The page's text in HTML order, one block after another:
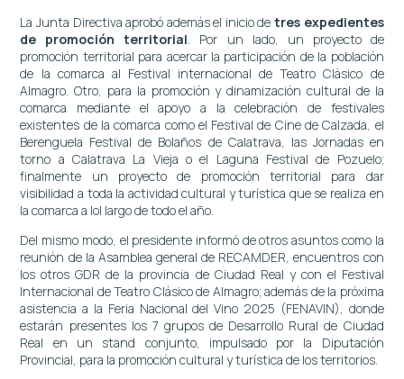
La Junta Directiva aprobó además el inicio detres expedientes
de promoción territorial . Por un lado, un proyecto de
promoción territorial para acercar la participación de la población
de la comarca al Festival internacional de Teatro Clásico de
Almagro. Otro, para la promoción y dinamización cultural de la
comarca mediante el apoyo a la celebración de festivales
existentes de la comarca como el Festival de Cine de Calzada, el
Berenguela Festival de Bolaños de Calatrava, las Jornadas en
torno a Calatrava La Vieja o el Laguna Festival de Pozuelo;
finalmente un proyecto de promoción territorial para dar
visibilidad a toda la actividad cultural y turística que se realiza en
la comarca a lol largo de todo el año.
Del mismo modo, el presidente informó de otros asuntos como la
reunión de la Asamblea general de RECAMDER, encuentros con
los otros GDR de la provincia de Ciudad Real y con el Festival
Internacional de Teatro Clásico de Almagro; además de la próxima
asistencia a la Feria Nacional del Vino 2025 (FENAVIN), donde
estarán presentes los 7 grupos de Desarrollo Rural de Ciudad
Real en un stand conjunto, impulsado por la Diputación
Provincial, para la promoción cultural y turística de los territorios.